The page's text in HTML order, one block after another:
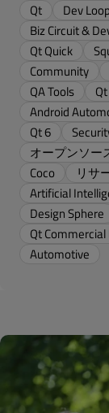
Qt Dev Loop
Biz Circuit &
Qt Quick
Community
QA Tools
Android
Qt 6
オープンソー
Coco
リサ
Artificial
Design Sphere
Qt
Automotive